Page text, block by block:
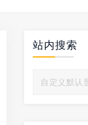
站内搜索